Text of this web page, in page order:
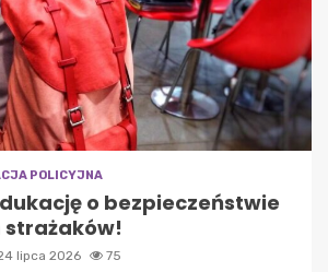
POLICYJNA
o bezpieczeństwie
strażaków!
lipca 2026 75